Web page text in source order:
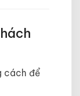
cách để